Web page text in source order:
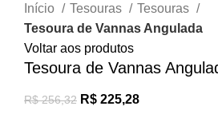
Início
Tesouras
Tesouras
Tesoura de Vannas Angulada
Voltar aos produtos
Tesoura de Vannas
R$256,32 R$ 225,28